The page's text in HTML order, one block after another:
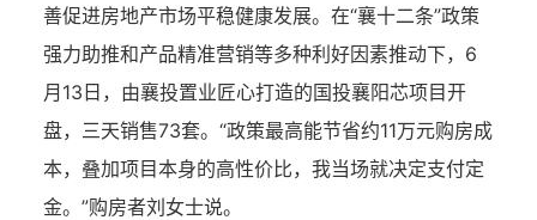
善促进房地产市场平稳健康发展。在“襄十二条”政策
强力助推和产品精准营销等多种利好因素推动下，6
月13日，由襄投置业匠心打造的国投襄阳芯项目开
盘，三天销售73套。“政策最高能节省约11万元购房成
本，叠加项目本身的高性价比，我当场就决定支付定
金。”购房者刘女士说。